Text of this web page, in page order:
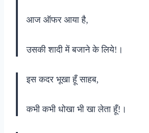
आज ऑफर आया है,
उसकी शादी में बजाने के लिये!।
इस कदर भूखा हूँ साहब,
कभी कभी धोखा भी खा लेता हूँ!।